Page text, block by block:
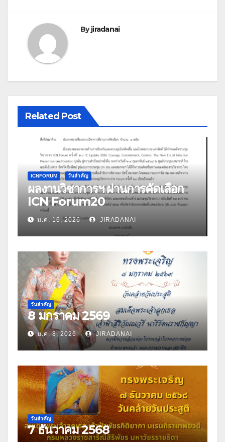
Byjiradanai
Related Post
ICNFORUM วันสำคัญ
ผลงานวิชาการฯ ผ่านการคัดเลือก
ICN Forum20
ม.ค. 16, 2026 JIRADANAI
วันสำคัญ
8 มกราคม 2569
ม.ค. 8, 2026 JIRADANAI
วันสำคัญ
7 ธันวาคม 2568